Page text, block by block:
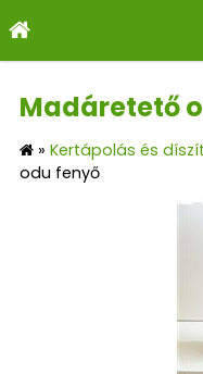
Madáretető
» Kertápolás és
odu fenyő